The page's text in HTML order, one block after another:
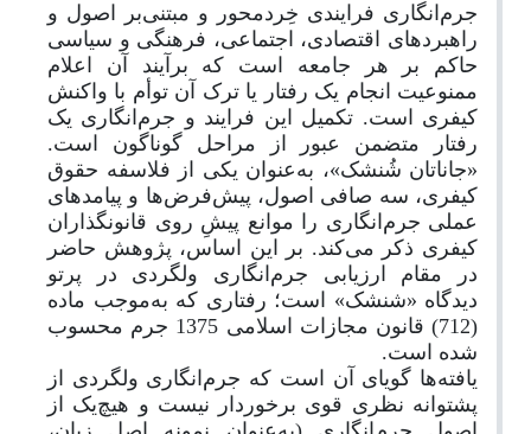
جرم‌انگاری فرایندی خِردمحور و مبتنی‌بر اصول و
راهبردهای اقتصادی، اجتماعی، فرهنگی و سیاسی
حاکم بر هر جامعه است که برآیند آن اعلام
ممنوعیت انجام یک رفتار یا ترک آن توأم با واکنش
کیفری است. تکمیل این فرایند و جرم‌انگاری یک
رفتار متضمن عبور از مراحل گوناگون است.
«جاناتان شُنشک»، بهعنوان یکی از فلاسفه حقوق
کیفری، سه صافی اصول، پیش‌فرض‌ها و پیامدهای
عملی جرم‌انگاری را موانع پیشِ روی قانونگذاران
کیفری ذکر می‌کند. بر این اساس، پژوهش حاضر
در مقام ارزیابی جرم‌انگاری ولگردی در پرتو
دیدگاه «شنشک» است؛ رفتاری که بهموجب ماده
(712) قانون مجازات اسلامی 1375 جرم محسوب
شده است.
یافته‌ها گویای آن است که جرم‌انگاری ولگردی از
پشتوانه نظری قوی برخوردار نیست و هیچ‌یک از